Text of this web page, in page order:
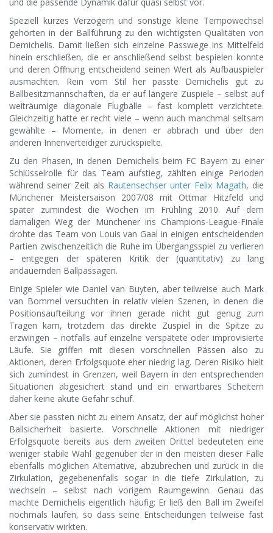
Speziell kurzes Verzögern und sonstige kleine Tempowechsel
gehörten in der Ballführung zu den wichtigsten Qualitäten von
Demichelis. Damit ließen sich einzelne Passwege ins Mittelfeld
hinein erschließen, die er anschließend selbst bespielen konnte
und deren Öffnung entscheidend seinen Wert als Aufbauspieler
ausmachten. Rein vom Stil her passte Demichelis gut zu
Ballbesitzmannschaften, da er auf längere Zuspiele – selbst auf
weiträumige diagonale Flugbälle – fast komplett verzichtete.
Gleichzeitig hatte er recht viele – wenn auch manchmal seltsam
gewählte – Momente, in denen er abbrach und über den
anderen Innenverteidiger zurückspielte.
Zu den Phasen, in denen Demichelis beim FC Bayern zu einer
Schlüsselrolle für das Team aufstieg, zählten einige Perioden
während seiner Zeit als Rautensechser unter Felix Magath, die
Münchener Meistersaison 2007/08 mit Ottmar Hitzfeld und
später zumindest die Wochen im Frühling 2010. Auf dem
damaligen Weg der Münchener ins Champions-League-Finale
drohte das Team von Louis van Gaal in einigen entscheidenden
Partien zwischenzeitlich die Ruhe im Übergangsspiel zu verlieren
– entgegen der späteren Kritik der (quantitativ) zu lang
andauernden Ballpassagen.
Einige Spieler wie Daniel van Buyten, aber teilweise auch Mark
van Bommel versuchten in relativ vielen Szenen, in denen die
Positionsaufteilung vor ihnen gerade nicht gut genug zum
Tragen kam, trotzdem das direkte Zuspiel in die Spitze zu
erzwingen – notfalls auf einzelne verspätete oder improvisierte
Läufe. Sie griffen mit diesen vorschnellen Pässen also zu
Aktionen, deren Erfolgsquote eher niedrig lag. Deren Risiko hielt
sich zumindest in Grenzen, weil Bayern in den entsprechenden
Situationen abgesichert stand und ein erwartbares Scheitern
daher keine akute Gefahr schuf.
Aber sie passten nicht zu einem Ansatz, der auf möglichst hoher
Ballsicherheit basierte. Vorschnelle Aktionen mit niedriger
Erfolgsquote bereits aus dem zweiten Drittel bedeuteten eine
weniger stabile Wahl gegenüber der in den meisten dieser Fälle
ebenfalls möglichen Alternative, abzubrechen und zurück in die
Zirkulation, gegebenenfalls sogar in die tiefe Zirkulation, zu
wechseln – selbst nach vorigem Raumgewinn. Genau das
machte Demichelis eigentlich häufig: Er ließ den Ball im Zweifel
nochmals laufen, so dass seine Entscheidungen teilweise fast
konservativ wirkten.